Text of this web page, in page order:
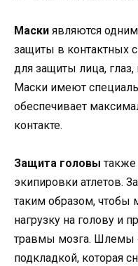
Маски являются
защиты в контактных
для защиты лица, глаз,
Маски имеют
обеспечивает
контакте.
Защита головы также
экипировки атлетов.
таким образом, чтобы
нагрузку на голову и
травмы мозга. Шлемы
подкладкой, которая